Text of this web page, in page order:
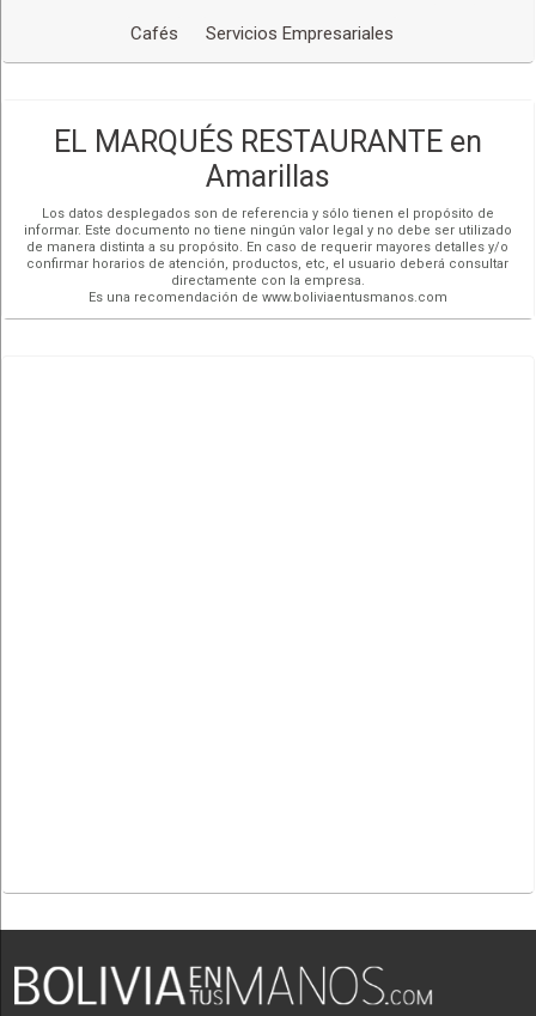
Cafés Servicios Empresariales
EL MARQUÉS RESTAURANTE en
Amarillas
Los datos desplegados son de referencia y sólo tienen el propósito de
informar. Este documento no tiene ningún valor legal y no debe ser utilizado
de manera distinta a su propósito. En caso de requerir mayores detalles y/o
confirmar horarios de atención, productos, etc, el usuario deberá consultar
directamente con la empresa.
Es una recomendación de www.boliviaentusmanos.com